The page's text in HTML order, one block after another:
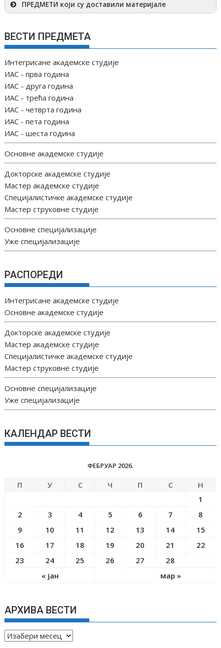
ПРЕДМЕТИ који су доставили материјале
ВЕСТИ ПРЕДМЕТА
Интегрисане академске студије
ИАС - прва година
ИАС - друга година
ИАС - трећа година
ИАС - четврта година
ИАС - пета година
ИАС - шеста година
Основне академске студије
Докторске академске студије
Мастер академске студије
Специјалистичке академске студије
Мастер струковне студије
Основне специјализације
Уже специјализације
РАСПОРЕДИ
Интегрисане академске студије
Основне академске студије
Докторске академске студије
Мастер академске студије
Специјалистичке академске студије
Мастер струковне студије
Основне специјализације
Уже специјализације
КАЛЕНДАР ВЕСТИ
ФЕБРУАР 2026.
П У С Ч П С Н
« јан мар »
1
2
3 4 5 6 7
8
9
10 11 12 13 14
15
16
17 18 19 20 21
22
23
24 25 26 27 28
АРХИВА ВЕСТИ
А